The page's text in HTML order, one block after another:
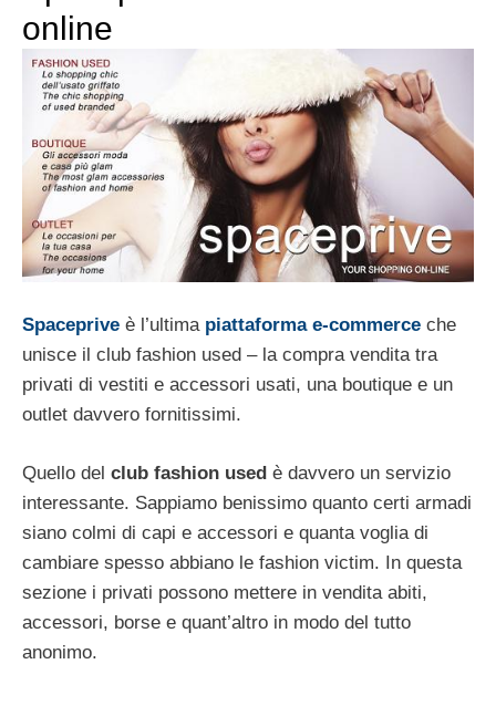
online
Spaceprive è l’ultima piattaforma e-commerce che
unisce il club fashion used – la compra vendita tra
privati di vestiti e accessori usati, una boutique e un
outlet davvero fornitissimi.
Quello del club fashion used è davvero un servizio
interessante. Sappiamo benissimo quanto certi armadi
siano colmi di capi e accessori e quanta voglia di
cambiare spesso abbiano le fashion victim. In questa
sezione i privati possono mettere in vendita abiti,
accessori, borse e quant’altro in modo del tutto
anonimo.